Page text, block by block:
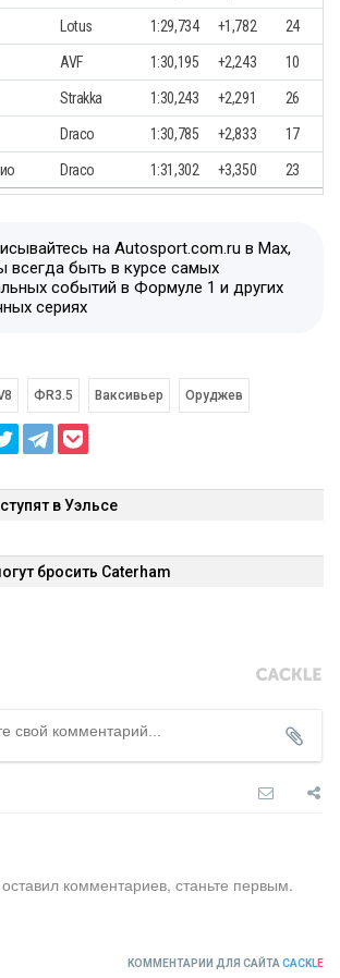
Lotus 1:29,734 +1,782 24
AVF 1:30,195 +2,243 10
Strakka 1:30,243 +2,291 26
Draco 1:30,785 +2,833 17
Draco 1:31,302 +3,350 23
на Autosport.com.ru в Max,
всегда быть в курсе самых
событий в Формуле 1 и других
сериях
ФR3.5 Ваксивьер Оруджев
в Уэльсе
бросить Caterham
комментариев, станьте первым.
КОММЕНТАРИИ ДЛЯ САЙТА CACKLE